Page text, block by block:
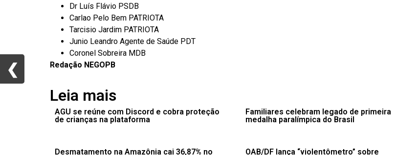
Dr Luís Flávio PSDB
Carlao Pelo Bem PATRIOTA
Tarcisio Jardim PATRIOTA
Junio Leandro Agente de Saúde PDT
Coronel Sobreira MDB
Redação NEGOPB
Leia mais
AGU se reúne com Discord e cobra proteção
de crianças na plataforma
Familiares celebram legado de primeira
medalha paralímpica do Brasil
Desmatamento na Amazônia cai 36,87% no OAB/DF lança “violentômetro” sobre
❮
❮